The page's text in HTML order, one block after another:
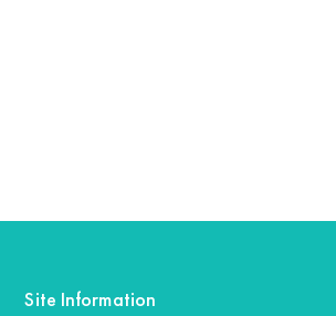
Site Information